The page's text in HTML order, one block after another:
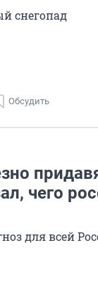
снегопад
Обсудить
чего
для всей